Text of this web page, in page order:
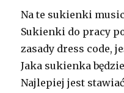
Na te sukienki
Sukienki do pracy
zasady dress code,
Jaka sukienka
Najlepiej jest